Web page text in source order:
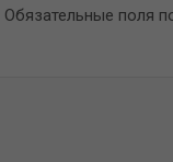
Обязательные поля